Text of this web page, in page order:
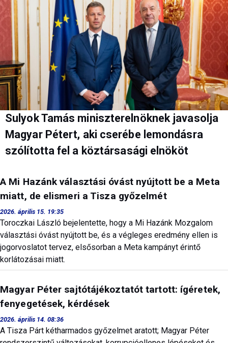
Sulyok Tamás miniszterelnöknek javasolja
Magyar Pétert, aki cserébe lemondásra
szólította fel a köztársasági elnököt
A Mi Hazánk választási óvást nyújtott be a Meta
miatt, de elismeri a Tisza győzelmét
2026. április 15. 19:35
Toroczkai László bejelentette, hogy a Mi Hazánk Mozgalom
választási óvást nyújtott be, és a végleges eredmény ellen is
jogorvoslatot tervez, elsősorban a Meta kampányt érintő
korlátozásai miatt.
Magyar Péter sajtótájékoztatót tartott: ígéretek,
fenyegetések, kérdések
2026. április 14. 08:36
A Tisza Párt kétharmados győzelmet aratott; Magyar Péter